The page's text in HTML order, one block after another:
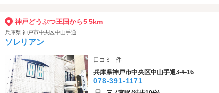
神戸どうぶつ王国から5.5km
兵庫県 神戸市中央区中山手通
ソレリアン
口コミ - 件
兵庫県神戸市中央区中山手通3-4-16
078-391-1171